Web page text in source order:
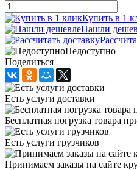
Купить в 1
Нашли
Недоступно
Поделиться
Есть услуги доставки
Бесплатная погрузка товара
Есть услуги грузчиков
Принимаем заказы на сайте